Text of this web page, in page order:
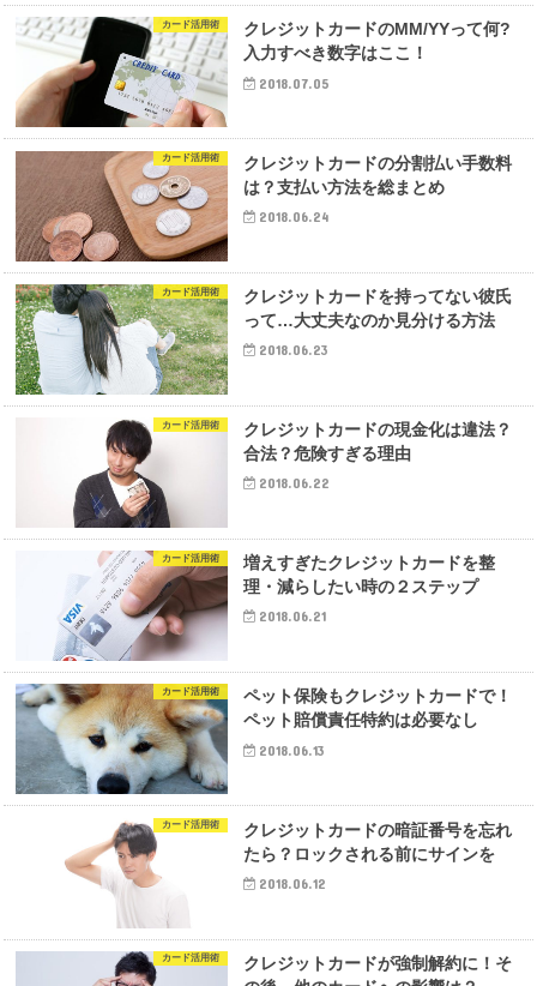
カード活用術
クレジットカードのMM/YYって何?
入力すべき数字はここ！
2018.07.05
カード活用術
クレジットカードの分割払い手数料
は？支払い方法を総まとめ
2018.06.24
カード活用術
クレジットカードを持ってない彼氏
って…大丈夫なのか見分ける方法
2018.06.23
カード活用術
クレジットカードの現金化は違法？
合法？危険すぎる理由
2018.06.22
カード活用術
増えすぎたクレジットカードを整
理・減らしたい時の２ステップ
2018.06.21
カード活用術
ペット保険もクレジットカードで！
ペット賠償責任特約は必要なし
2018.06.13
カード活用術
クレジットカードの暗証番号を忘れ
たら？ロックされる前にサインを
2018.06.12
カード活用術
クレジットカードが強制解約に！そ